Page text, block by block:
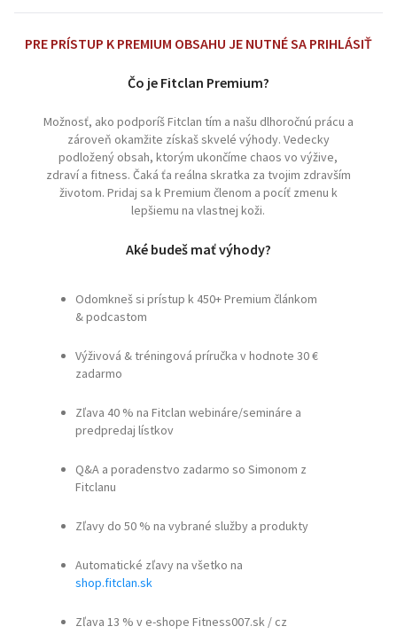
PRE PRÍSTUP K PREMIUM OBSAHU JE NUTNÉ SA PRIHLÁSIŤ
Čo je Fitclan Premium?
Možnosť, ako podporíš Fitclan tím a našu dlhoročnú prácu a
zároveň okamžite získaš skvelé výhody. Vedecky
podložený obsah, ktorým ukončíme chaos vo výžive,
zdraví a fitness. Čaká ťa reálna skratka za tvojim zdravším
životom. Pridaj sa k Premium členom a pocíť zmenu k
lepšiemu na vlastnej koži.
Aké budeš mať výhody?
Odomkneš si prístup k 450+ Premium článkom
& podcastom
Výživová & tréningová príručka v hodnote 30 €
zadarmo
Zľava 40 % na Fitclan webináre/semináre a
predpredaj lístkov
Q&A a poradenstvo zadarmo so Simonom z
Fitclanu
Zľavy do 50 % na vybrané služby a produkty
Automatické zľavy na všetko na
shop.fitclan.sk
Zľava 13 % v e-shope Fitness007.sk / cz